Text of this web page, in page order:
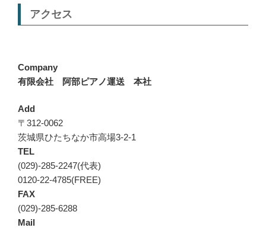
アクセス
Company
有限会社 阿部ピアノ運送 本社
Add
〒312-0062
茨城県ひたちなか市高場3-2-1
TEL
(029)-285-2247(代表)
0120-22-4785(FREE)
FAX
(029)-285-6288
Mail